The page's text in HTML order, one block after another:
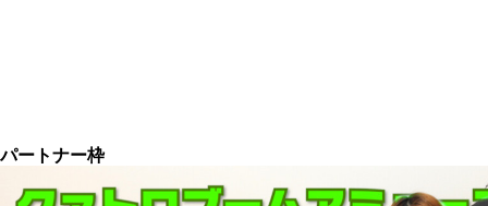
パートナー枠